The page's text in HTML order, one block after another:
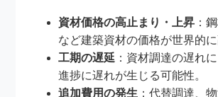
資材価格の高止まり・上昇 ：
など建築資材の価格が世界的に
工期の遅延 ：資材調達の遅れ
進捗に遅れが生じる可能性。
追加費用の発生 ：代替調達、